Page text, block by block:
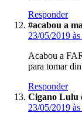
Responder
#acabou a
23/05/2019
Acabou a
para tomar
Responder
Cigano Lulu
23/05/2019